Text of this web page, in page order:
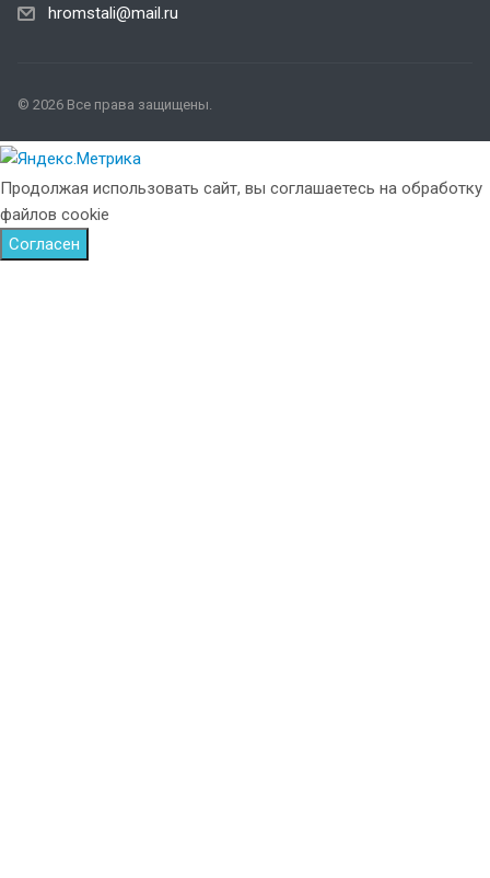
hromstali@mail.ru
© 2026 Все права защищены.
Продолжая использовать сайт, вы соглашаетесь на обработку
файлов cookie
Согласен